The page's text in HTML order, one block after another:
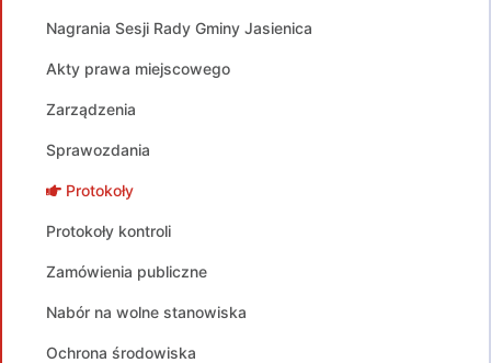
Nagrania Sesji Rady Gminy Jasienica
Akty prawa miejscowego
Zarządzenia
Sprawozdania
Protokoły
Protokoły kontroli
Zamówienia publiczne
Nabór na wolne stanowiska
Ochrona środowiska